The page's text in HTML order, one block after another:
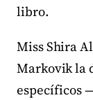
libro.
Miss Shira
Markovik la
específicos